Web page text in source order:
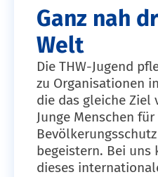
Ganz nah
Welt
Die THW-Jugend
zu Organisationen
die das gleiche Ziel
Junge Menschen für
begeistern. Bei uns
dieses